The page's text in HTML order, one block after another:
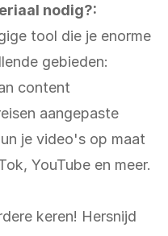
nodig?:
tool die je enorme
gebieden:
content
aangepaste
je video's op maat
YouTube en meer.
keren! Hersnijd